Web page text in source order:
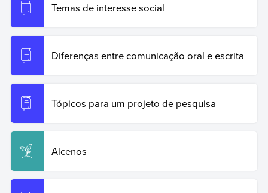
Temas de interesse social
Diferenças entre comunicação oral e escrita
Tópicos para um projeto de pesquisa
Alcenos